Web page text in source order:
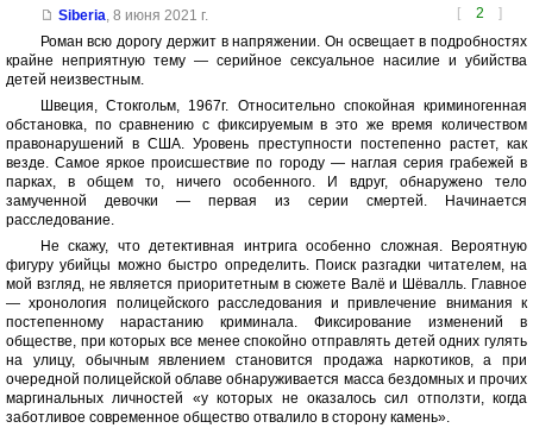
[ 2 ]
Siberia, 8 июня 2021 г.
Роман всю дорогу держит в напряжении. Он освещает в подробностях
крайне неприятную тему — серийное сексуальное насилие и убийства
детей неизвестным.
Швеция, Стокгольм, 1967г. Относительно спокойная криминогенная
обстановка, по сравнению с фиксируемым в это же время количеством
правонарушений в США. Уровень преступности постепенно растет, как
везде. Самое яркое происшествие по городу — наглая серия грабежей в
парках, в общем то, ничего особенного. И вдруг, обнаружено тело
замученной девочки — первая из серии смертей. Начинается
расследование.
Не скажу, что детективная интрига особенно сложная. Вероятную
фигуру убийцы можно быстро определить. Поиск разгадки читателем, на
мой взгляд, не является приоритетным в сюжете Валё и Шёвалль. Главное
— хронология полицейского расследования и привлечение внимания к
постепенному нарастанию криминала. Фиксирование изменений в
обществе, при которых все менее спокойно отправлять детей одних гулять
на улицу, обычным явлением становится продажа наркотиков, а при
очередной полицейской облаве обнаруживается масса бездомных и прочих
маргинальных личностей «у которых не оказалось сил отползти, когда
заботливое современное общество отвалило в сторону камень».